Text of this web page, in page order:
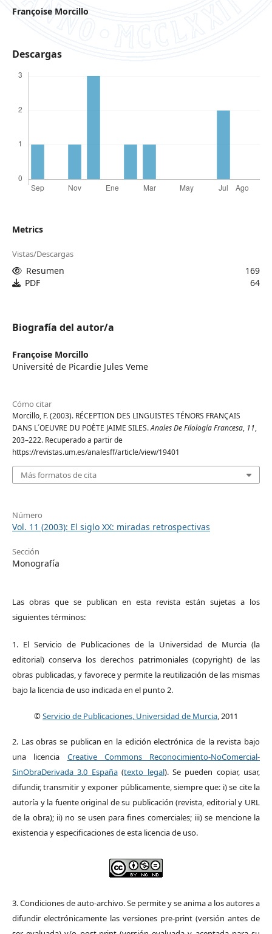
Françoise Morcillo
Descargas
Metrics
Vistas/Descargas
Resumen
169
PDF
64
Biografía del autor/a
Françoise Morcillo
Université de Picardie Jules Veme
Cómo citar
Morcillo, F. (2003). RÉCEPTION DES LINGUISTES TÉNORS FRANÇAIS
DANS L´OEUVRE DU POÈTE JAIME SILES.Anales De Filología Francesa, 11,
203–222. Recuperado a partir de
https://revistas.um.es/analesff/article/view/19401
Más formatos de cita
Número
Vol. 11 (2003): El siglo XX: miradas retrospectivas
Sección
Monografía
Las obras que se publican en esta revista están sujetas a los
siguientes términos:
1. El Servicio de Publicaciones de la Universidad de Murcia (la
editorial) conserva los derechos patrimoniales (copyright) de las
obras publicadas, y favorece y permite la reutilización de las mismas
bajo la licencia de uso indicada en el punto 2.
©Servicio de Publicaciones, Universidad de Murcia, 2011
2. Las obras se publican en la edición electrónica de la revista bajo
una licencia Creative Commons Reconocimiento-NoComercial-
SinObraDerivada 3.0 España(texto legal). Se pueden copiar, usar,
difundir, transmitir y exponer públicamente, siempre que: i) se cite la
autoría y la fuente original de su publicación (revista, editorial y URL
de la obra); ii) no se usen para fines comerciales; iii) se mencione la
existencia y especificaciones de esta licencia de uso.
3. Condiciones de auto-archivo. Se permite y se anima a los autores a
difundir electrónicamente las versiones pre-print (versión antes de